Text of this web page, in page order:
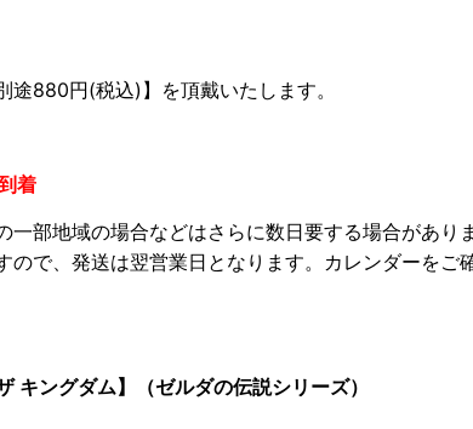
880円(税込)】を頂戴いたします。
着
部地域の場合などはさらに数日要する場合がありま
で、発送は翌営業日となります。カレンダーをご
キングダム】（ゼルダの伝説シリーズ）